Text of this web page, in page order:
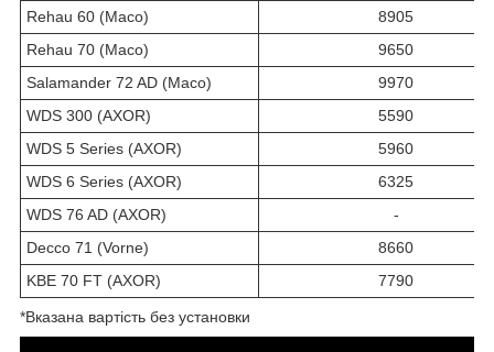
Rehau 60 (Maco)
8905
Rehau 70 (Maco)
9650
Salamander 72 AD (Maco)
9970
WDS 300 (AXOR)
5590
WDS 5 Series (AXOR)
5960
WDS 6 Series (AXOR)
6325
WDS 76 AD (AXOR)
-
Decco 71 (Vorne)
8660
KBE 70 FT (AXOR)
7790
*Вказана вартість без установки